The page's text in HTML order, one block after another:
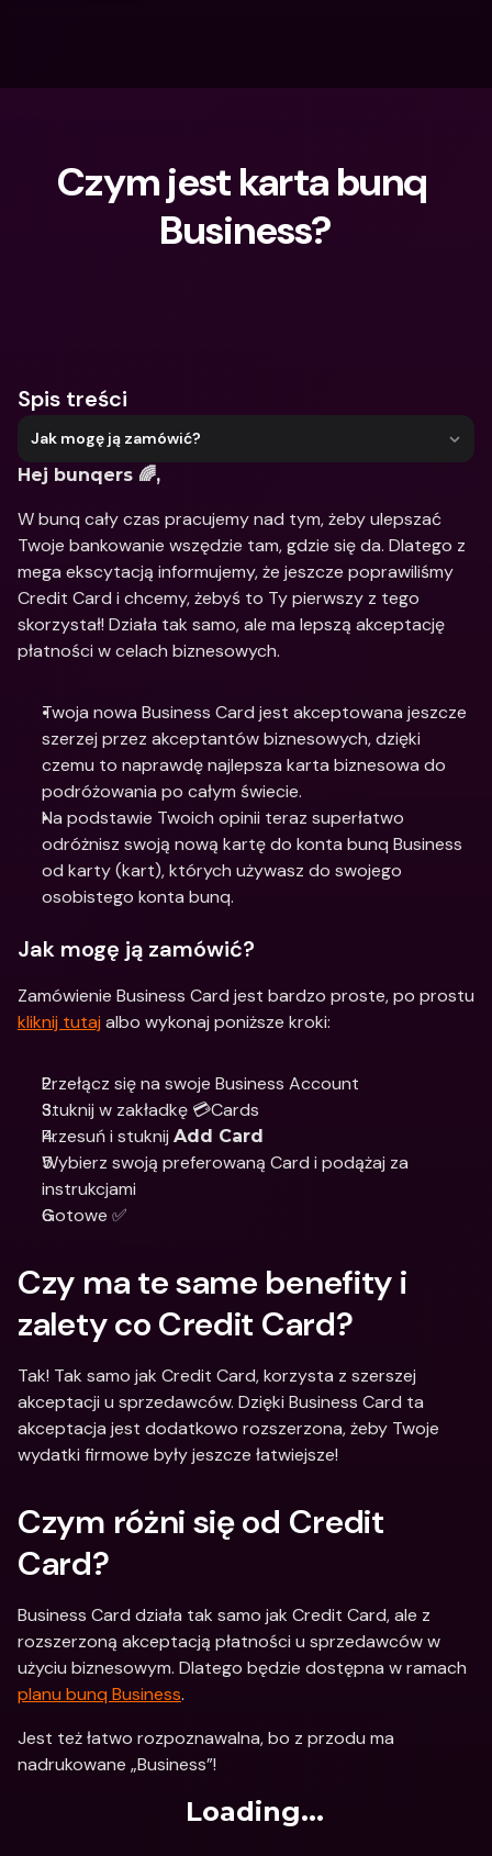
Czym jest karta bunq
Business?
Spis treści
Jak mogę ją zamówić?
Hej bunqers 🌈,
W bunq cały czas pracujemy nad tym, żeby ulepszać
Twoje bankowanie wszędzie tam, gdzie się da. Dlatego z
mega ekscytacją informujemy, że jeszcze poprawiliśmy
Credit Card i chcemy, żebyś to Ty pierwszy z tego
skorzystał! Działa tak samo, ale ma lepszą akceptację
płatności w celach biznesowych.
Twoja nowa Business Card jest akceptowana jeszcze
szerzej przez akceptantów biznesowych, dzięki
czemu to naprawdę najlepsza karta biznesowa do
podróżowania po całym świecie.
Na podstawie Twoich opinii teraz superłatwo
odróżnisz swoją nową kartę do konta bunq Business
od karty (kart), których używasz do swojego
osobistego konta bunq.
Jak mogę ją zamówić?
kliknij tutaj albo wykonaj poniższe kroki:
Przełącz się na swoje Business Account
Stuknij w zakładkę 💳Cards
Przesuń i stuknij Add Card
Wybierz swoją preferowaną Card i podążaj za
instrukcjami
Gotowe ✅
Czy ma te same benefity i
zalety co Credit Card?
Tak! Tak samo jak Credit Card, korzysta z szerszej
akceptacji u sprzedawców. Dzięki Business Card ta
akceptacja jest dodatkowo rozszerzona, żeby Twoje
wydatki firmowe były jeszcze łatwiejsze!
Czym różni się od Credit
Card?
Business Card działa tak samo jak Credit Card, ale z
rozszerzoną akceptacją płatności u sprzedawców w
planu bunq Business.
Jest też łatwo rozpoznawalna, bo z przodu ma
nadrukowane „Business”!
Loading...